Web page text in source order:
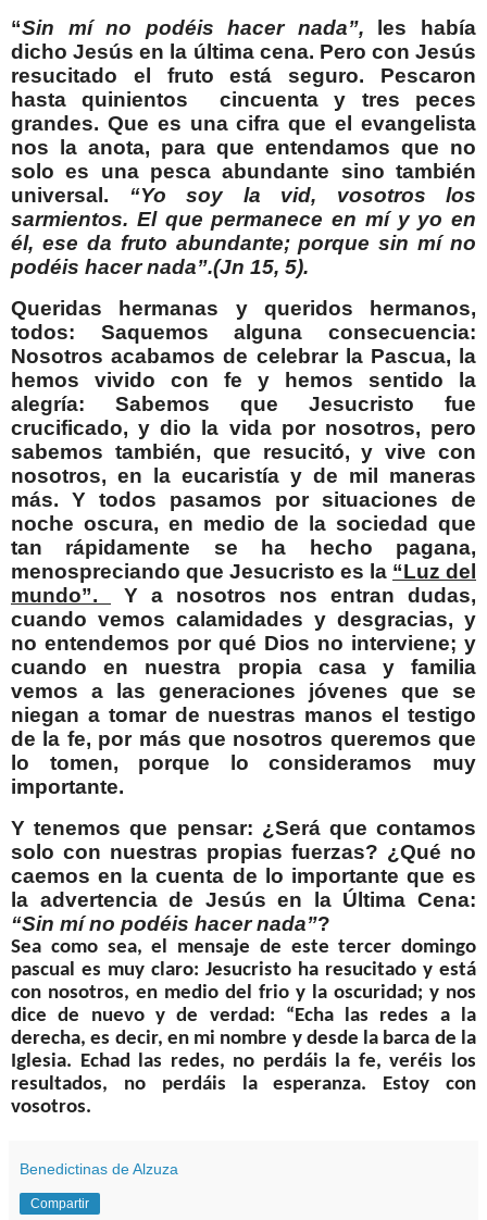
“Sin mí no podéis hacer nada”, les había
dicho Jesús en la última cena. Pero con Jesús
resucitado el fruto está seguro. Pescaron
hasta quinientos cincuenta y tres peces
grandes. Que es una cifra que el evangelista
nos la anota, para que entendamos que no
solo es una pesca abundante sino también
universal. “Yo soy la vid, vosotros los
sarmientos. El que permanece en mí y yo en
él, ese da fruto abundante; porque sin mí no
podéis hacer nada”.(Jn 15, 5).
Queridas hermanas y queridos hermanos,
todos: Saquemos alguna consecuencia:
Nosotros acabamos de celebrar la Pascua, la
hemos vivido con fe y hemos sentido la
alegría: Sabemos que Jesucristo fue
crucificado, y dio la vida por nosotros, pero
sabemos también, que resucitó, y vive con
nosotros, en la eucaristía y de mil maneras
más. Y todos pasamos por situaciones de
noche oscura, en medio de la sociedad que
tan rápidamente se ha hecho pagana,
menospreciando que Jesucristo es la “Luz del
mundo”.
Y a nosotros nos entran dudas,
cuando vemos calamidades y desgracias, y
no entendemos por qué Dios no interviene; y
cuando en nuestra propia casa y familia
vemos a las generaciones jóvenes que se
niegan a tomar de nuestras manos el testigo
de la fe, por más que nosotros queremos que
lo tomen, porque lo consideramos muy
importante.
Y tenemos que pensar: ¿Será que contamos
solo con nuestras propias fuerzas? ¿Qué no
caemos en la cuenta de lo importante que es
la advertencia de Jesús en la Última Cena:
“Sin mí no podéis hacer nada”?
Sea como sea, el mensaje de este tercer domingo
pascual es muy claro: Jesucristo ha resucitado y está
con nosotros, en medio del frio y la oscuridad; y nos
dice de nuevo y de verdad: “Echa las redes a la
derecha, es decir, en mi nombre y desde la barca de la
Iglesia. Echad las redes, no perdáis la fe, veréis los
resultados, no perdáis la esperanza. Estoy con
vosotros.
Benedictinas de Alzuza
Compartir